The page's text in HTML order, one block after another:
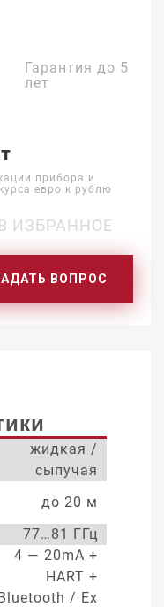
Гарантия до 5
лет
прибора и
евро к рублю
ИЗБРАННОЕ
ВОПРОС
жидкая /
сыпучая
до 20 м
77…81 ГГц
4 — 20mA +
HART +
/ Ex